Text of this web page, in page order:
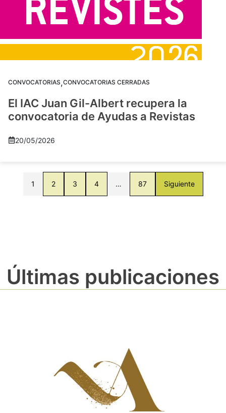
CONVOCATORIAS,CONVOCATORIAS CERRADAS
El IAC Juan Gil-Albert recupera la
convocatoria de Ayudas a Revistas
20/05/2026
1 2 3 4 … 87 Siguiente
Últimas publicaciones